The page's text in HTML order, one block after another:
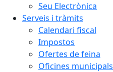
Seu Electrònica
Serveis i tràmits
Calendari fiscal
Impostos
Ofertes de feina
Oficines municipals